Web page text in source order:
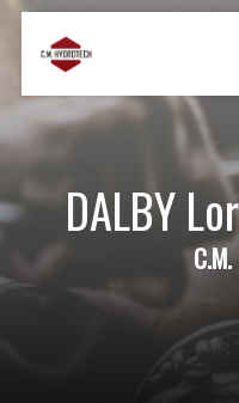
DALBY
C.M.
Panneau de gestion des